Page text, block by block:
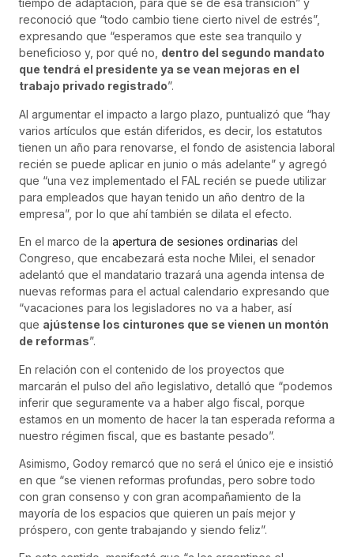
tiempo de adaptación, para que se dé esa transición” y
reconoció que “todo cambio tiene cierto nivel de estrés”,
expresando que “esperamos que este sea tranquilo y
beneficioso y, por qué no, dentro del segundo mandato
que tendrá el presidente ya se vean mejoras en el
trabajo privado registrado”.
Al argumentar el impacto a largo plazo, puntualizó que “hay
varios artículos que están diferidos, es decir, los estatutos
tienen un año para renovarse, el fondo de asistencia laboral
recién se puede aplicar en junio o más adelante” y agregó
que “una vez implementado el FAL recién se puede utilizar
para empleados que hayan tenido un año dentro de la
empresa”, por lo que ahí también se dilata el efecto.
En el marco de la apertura de sesiones ordinarias del
Congreso, que encabezará esta noche Milei, el senador
adelantó que el mandatario trazará una agenda intensa de
nuevas reformas para el actual calendario expresando que
“vacaciones para los legisladores no va a haber, así
que ajústense los cinturones que se vienen un montón
de reformas”.
En relación con el contenido de los proyectos que
marcarán el pulso del año legislativo, detalló que “podemos
inferir que seguramente va a haber algo fiscal, porque
estamos en un momento de hacer la tan esperada reforma a
nuestro régimen fiscal, que es bastante pesado”.
Asimismo, Godoy remarcó que no será el único eje e insistió
en que “se vienen reformas profundas, pero sobre todo
con gran consenso y con gran acompañamiento de la
mayoría de los espacios que quieren un país mejor y
próspero, con gente trabajando y siendo feliz”.